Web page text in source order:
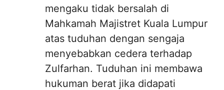
mengaku tidak bersalah di
Mahkamah Majistret Kuala Lumpur
atas tuduhan dengan sengaja
menyebabkan cedera terhadap
Zulfarhan. Tuduhan ini membawa
hukuman berat jika didapati